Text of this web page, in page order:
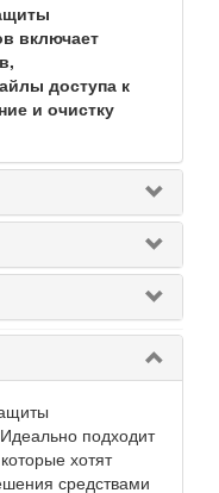
включает
доступа к
и очистку
подходит
хотят
средствами